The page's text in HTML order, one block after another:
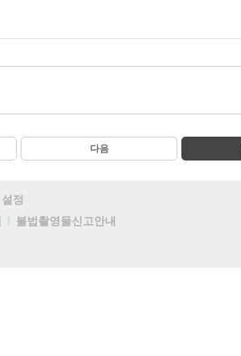
다음
설정
불법촬영물신고안내